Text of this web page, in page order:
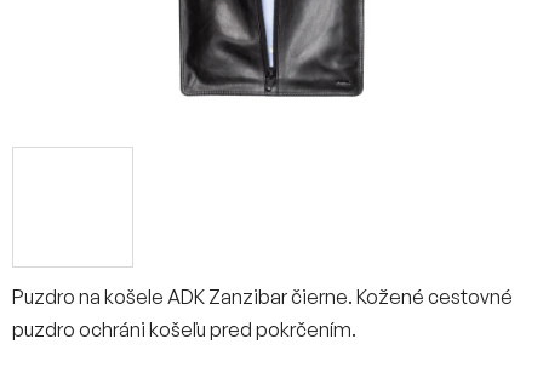
Puzdro na košele ADK Zanzibar čierne. Kožené cestovné
puzdro ochráni košeľu pred pokrčením.